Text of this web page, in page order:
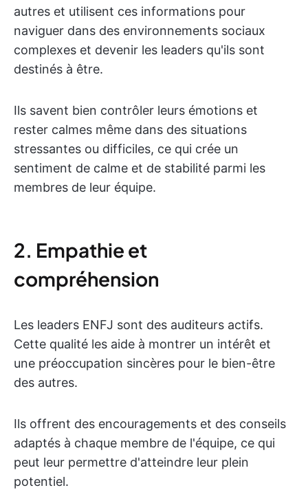
autres et utilisent ces informations pour
naviguer dans des environnements sociaux
complexes et devenir les leaders qu'ils sont
destinés à être.
Ils savent bien contrôler leurs émotions et
rester calmes même dans des situations
stressantes ou difficiles, ce qui crée un
sentiment de calme et de stabilité parmi les
membres de leur équipe.
2. Empathie et
compréhension
Les leaders ENFJ sont des auditeurs actifs.
Cette qualité les aide à montrer un intérêt et
une préoccupation sincères pour le bien-être
des autres.
Ils offrent des encouragements et des conseils
adaptés à chaque membre de l'équipe, ce qui
peut leur permettre d'atteindre leur plein
potentiel.